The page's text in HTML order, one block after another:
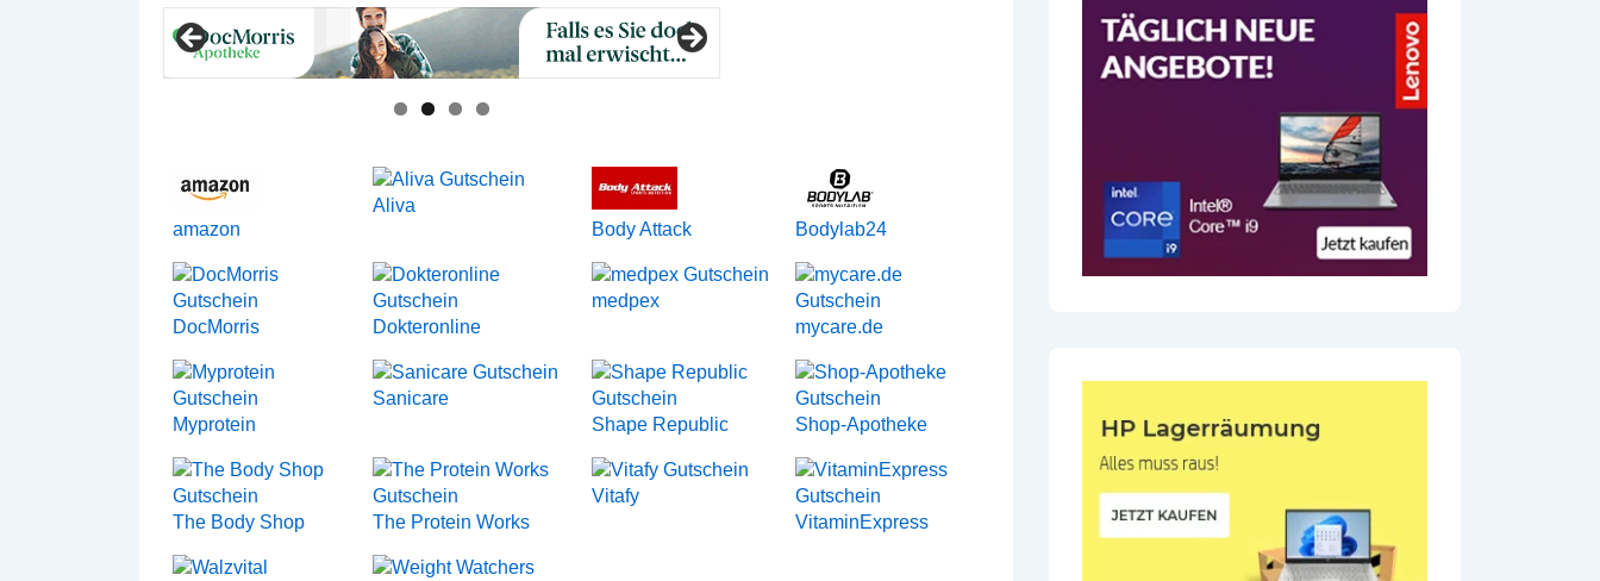
amazon
Aliva
Body Attack
Bodylab24
DocMorris Dokteronline
medpex
mycare.de
Myprotein
Sanicare
Shape Republic
Shop-Apotheke
The Body Shop The Protein Works
Vitafy
VitaminExpress